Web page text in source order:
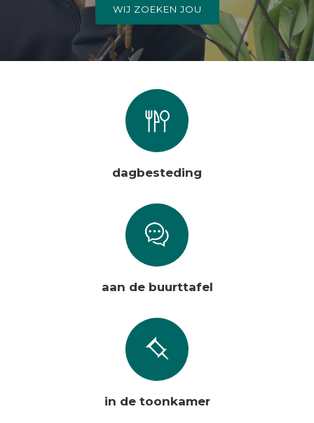
WIJ ZOEKEN JOU
dagbesteding
aan de buurttafel
in de toonkamer